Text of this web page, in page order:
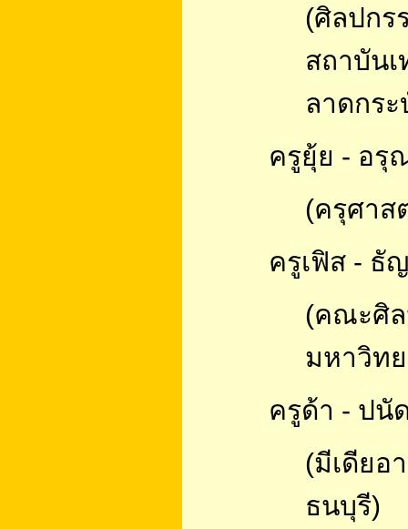
(ศิลปกร
สถาบัน
ลาดกระ
ครูยุ้ย - อรุ
(ครุศา
ครูเฟิส - ธั
(คณะศิล
มหาวิท
ครูด้า - ปนั
(มีเดียอ
ธนบุรี)